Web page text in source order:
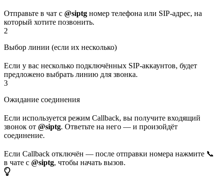
Отправьте в чат с @siptg номер телефона или SIP-адрес, на
который хотите позвонить.
2
Выбор линии (если их несколько)
Если у вас несколько подключённых SIP-аккаунтов, будет
предложено выбрать линию для звонка.
3
Ожидание соединения
Если используется режим Callback, вы получите входящий
звонок от @siptg. Ответьте на него — и произойдёт
соединение.
Если Callback отключён — после отправки номера нажмите 📞
в чате с @siptg, чтобы начать вызов.